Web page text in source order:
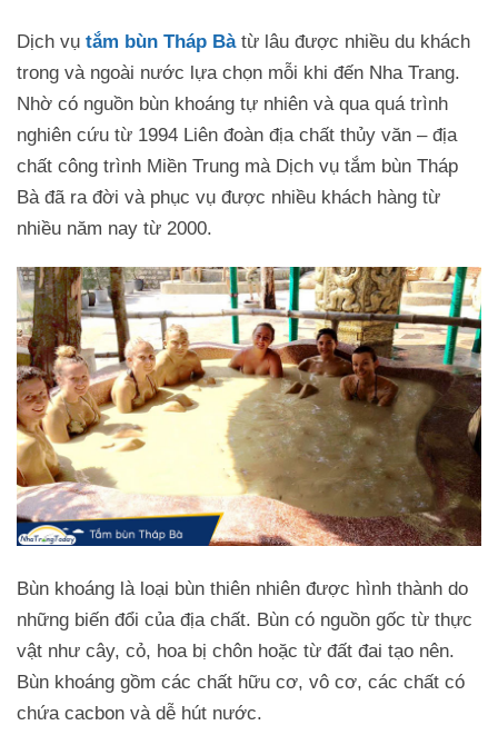
Dịch vụ tắm bùn Tháp Bàtừ lâu được nhiều du khách
trong và ngoài nước lựa chọn mỗi khi đến Nha Trang.
Nhờ có nguồn bùn khoáng tự nhiên và qua quá trình
nghiên cứu từ 1994 Liên đoàn địa chất thủy văn – địa
chất công trình Miền Trung mà Dịch vụ tắm bùn Tháp
Bà đã ra đời và phục vụ được nhiều khách hàng từ
nhiều năm nay từ 2000.
Bùn khoáng là loại bùn thiên nhiên được hình thành do
những biến đổi của địa chất. Bùn có nguồn gốc từ thực
vật như cây, cỏ, hoa bị chôn hoặc từ đất đai tạo nên.
Bùn khoáng gồm các chất hữu cơ, vô cơ, các chất có
chứa cacbon và dễ hút nước.